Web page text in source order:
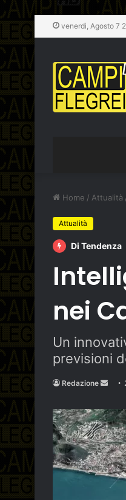
venerdì, Agosto 7
Home / Attualità
Attualità
Di Tendenza
nei
Un
previsioni
Redazione
Send
email